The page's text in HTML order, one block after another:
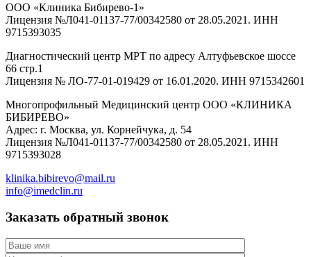
ООО «Клиника Бибирево-1»
Лицензия №Л041-01137-77/00342580 от 28.05.2021. ИНН
9715393035
Диагностический центр МРТ по адресу Алтуфьевское шоссе
66 стр.1
Лицензия № ЛО-77-01-019429 от 16.01.2020. ИНН 9715342601
Многопрофильный Медицинский центр ООО «КЛИНИКА
БИБИРЕВО»
Адрес: г. Москва, ул. Корнейчука, д. 54
Лицензия №Л041-01137-77/00342580 от 28.05.2021. ИНН
9715393028
klinika.bibirevo@mail.ru
info@imedclin.ru
Заказать обратный звонок